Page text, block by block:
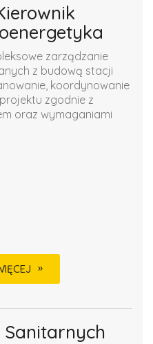
zarządzanie
z budową stacji
koordynowanie
zgodnie z
oraz wymaganiami